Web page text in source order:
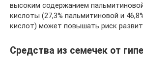
высоким содержанием
кислоты (27,3% пальмитиновой и
кислот) может повышать риск
Средства из семечек от